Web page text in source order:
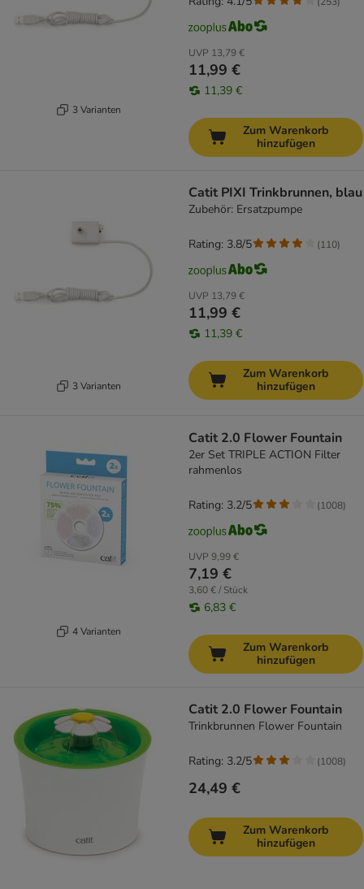
3 Varianten
UVP 13,79 €
11,99 €
11,39 €
Zum Warenkorb
hinzufügen
3 Varianten
Catit PIXI Trinkbrunnen, blau
Zubehör: Ersatzpumpe
UVP 13,79 €
11,99 €
11,39 €
Rating: 3.8/5 (110)
Zum Warenkorb
hinzufügen
4 Varianten
Catit 2.0 Flower Fountain
2er Set TRIPLE ACTION Filter
rahmenlos
UVP 9,99 €
7,19 €
3,60 € / Stück
6,83 €
Rating: 3.2/5 (1008)
Zum Warenkorb
hinzufügen
Catit 2.0 Flower Fountain
Trinkbrunnen Flower Fountain
24,49 €
Rating: 3.2/5 (1008)
Zum Warenkorb
hinzufügen